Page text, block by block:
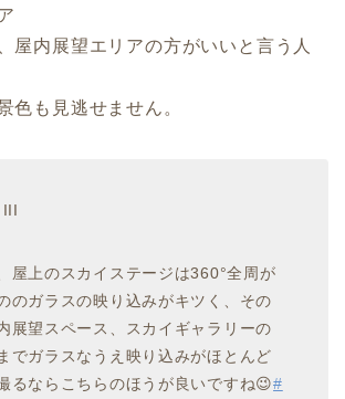
屋内展望エリアの方がいいと言う人
色も見逃せません。
屋上のスカイステージは360°全周が
のガラスの映り込みがキツく、その
展望スペース、スカイギャラリーの
でガラスなうえ映り込みがほとんど
るならこちらのほうが良いですね😉#